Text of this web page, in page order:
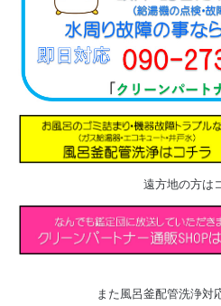
遠方地の方は
また風呂釜配管洗浄対